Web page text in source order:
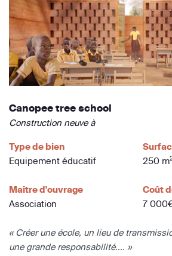
Canopee tree school
Construction neuve à
Type de bien
Equipement éducatif
250 m
Maître d'ouvrage
Association
Coût
7
« Créer une école, un lieu de
une grande responsabilité.... »